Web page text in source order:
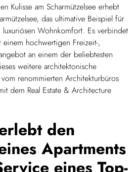
Kulisse am Scharmützelsee erhebt
das ultimative Beispiel für
Wohnkomfort. Es verbindet
einem hochwertigen Freizeit-,
an einem der beliebtesten
weitere architektonische
renommierten Architekturbüros
dem Real Estate & Architecture
den
Apartments